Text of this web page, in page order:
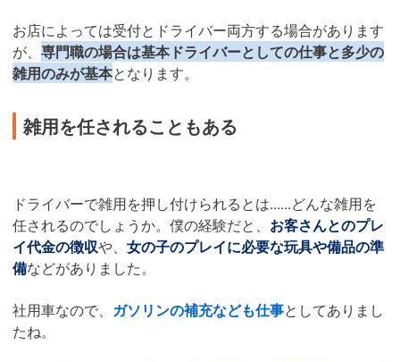
お店によっては受付とドライバー両方する場合があります
が、 専門職の場合は基本ドライバーとしての仕事と多少の
雑用のみが基本となります。
雑用を任されることもある
ドライバーで雑用を押し付けられるとは......どんな雑用を
任されるのでしょうか。僕の経験だと、 お客さんとのプレ
イ代金の徴収や、 女の子のプレイに必要な玩具や備品の準
備などがありました。
社用車なので、 ガソリンの補充なども仕事としてありまし
たね。